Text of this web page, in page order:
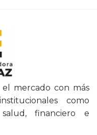
mercado con más
como
salud, financiero e